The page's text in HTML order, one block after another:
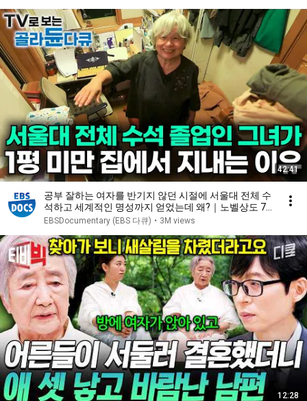
42:41
공부 잘하는 여자를 반기지 않던 시절에 서울대 전체 수
석하고 세계적인 명성까지 얻었는데 왜?｜노벨상도 7
성급 호텔도 부럽지 않은 어느 학자의 품격｜여백서원
EBSDocumentary (EBS 다큐) • 3M views
12:28